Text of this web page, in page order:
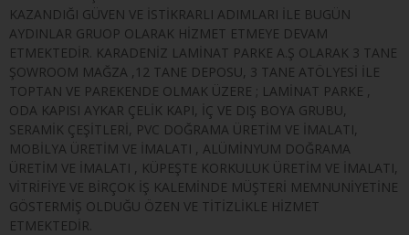
KAZANDIĞI GÜVEN VE İSTİKRARLI ADIMLARI İLE BUGÜN
AYDINLAR GRUOP OLARAK HİZMET ETMEYE DEVAM
ETMEKTEDİR. KARADENİZ LAMİNAT PARKE A.Ş OLARAK 3 TANE
ŞOWROOM MAĞZA ,12 TANE DEPOSU, 3 TANE ATÖLYESİ İLE
TOPTAN VE PAREKENDE OLMAK ÜZERE ; LAMİNAT PARKE ,
ODA KAPISI AYKAR ÇELİK KAPI, İÇ VE DIŞ BOYA GRUBU,
SERAMİK ÇEŞİTLERİ, PVC DOĞRAMA ÜRETİM VE İMALATI,
MOBİLYA ÜRETİM VE İMALATI , ALÜMİNYUM DOĞRAMA
ÜRETİM VE İMALATI , KÜPEŞTE KORKULUK ÜRETİM VE İMALATI,
VİTRİFİYE VE BİRÇOK İŞ KALEMİNDE MÜŞTERİ MEMNUNİYETİNE
GÖSTERMİŞ OLDUĞU ÖZEN VE TİTİZLİKLE HİZMET
ETMEKTEDİR.